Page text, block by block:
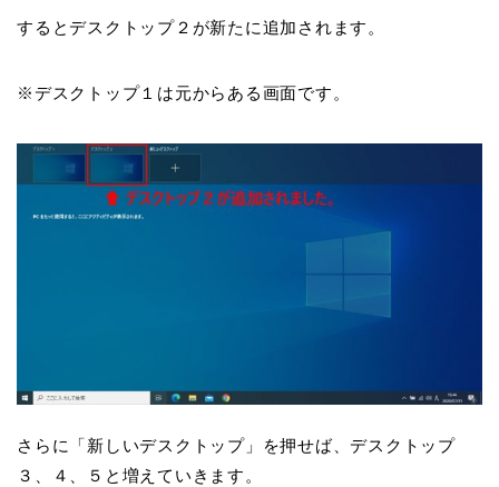
するとデスクトップ２が新たに追加されます。
※デスクトップ１は元からある画面です。
さらに「新しいデスクトップ」を押せば、デスクトップ
３、４、５と増えていきます。